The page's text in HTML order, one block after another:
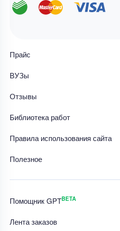
Прайс
ВУЗы
Отзывы
Библиотека работ
Правила использования сайта
Полезное
Помощник GPTBETA
Лента заказов